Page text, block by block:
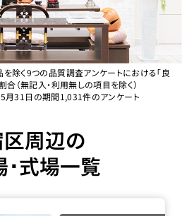
除く9つの品質調査アンケートにおける「良
合（無記入・利用無しの項目を除く）
31日の期間1,031件のアンケート
周辺の
･式場一覧